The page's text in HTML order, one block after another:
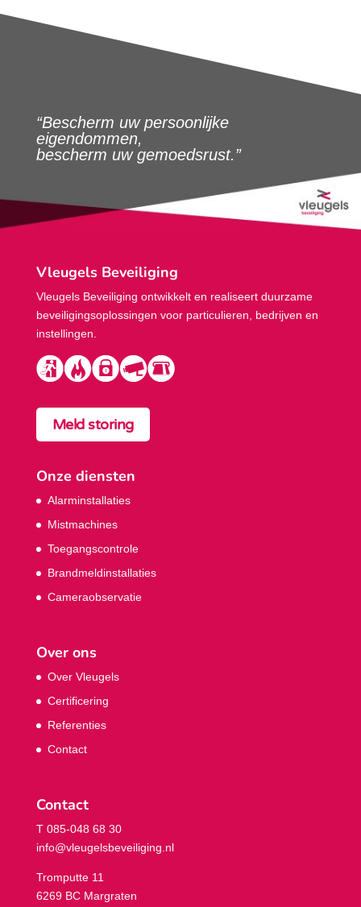
“Bescherm uw persoonlijke
eigendommen,
bescherm uw gemoedsrust.”
Vleugels Beveiliging
Vleugels Beveiliging ontwikkelt en realiseert duurzame
beveiligings­oplossingen voor particulieren, bedrijven en
instellingen.
Meld storing
Onze diensten
Alarminstallaties
Mistmachines
Toegangscontrole
Brandmeldinstallaties
Cameraobservatie
Over ons
Over Vleugels
Certificering
Referenties
Contact
Contact
T 085-048 68 30
info@vleugelsbeveiliging.nl
Tromputte 11
6269 BC Margraten